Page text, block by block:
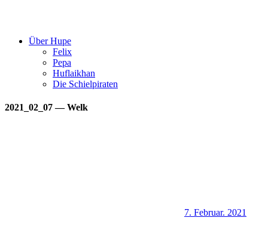
Über Hupe
Felix
Pepa
Huflaikhan
Die Schielpiraten
2021_02_07 — Welk
7. Februar. 2021